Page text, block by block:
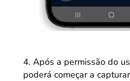
Após a permissão do
poderá começar a